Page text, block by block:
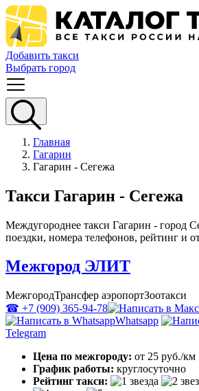
Добавить такси
Выбрать город
Главная
Гагарин
Гагарин - Сегежа
Такси Гагарин - Сегежа
Междугороднее такси Гагарин - город
поездки, номера телефонов, рейтинг и
Межгород ЭЛИТ
МежгородТрансфер аэропортЗоотакси
☎ +7 (909) 365-94-78
Whatsapp
Telegram
Цена по межгороду: от 25 руб./км
График работы: круглосуточно
Рейтинг такси: